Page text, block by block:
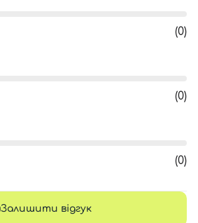
(0)
(0)
(0)
Залишити відгук